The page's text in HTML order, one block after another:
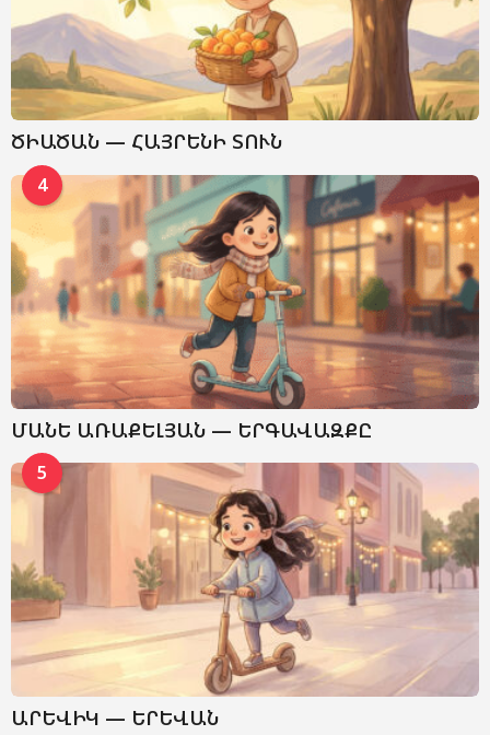
ԾԻԱԾԱՆ — ՀԱՅՐԵՆԻ ՏՈՒՆ
4
ՄԱՆԵ ԱՌԱՔԵԼՅԱՆ — ԵՐԳԱՎԱԶՔԸ
5
ԱՐԵՎԻԿ — ԵՐԵՎԱՆ